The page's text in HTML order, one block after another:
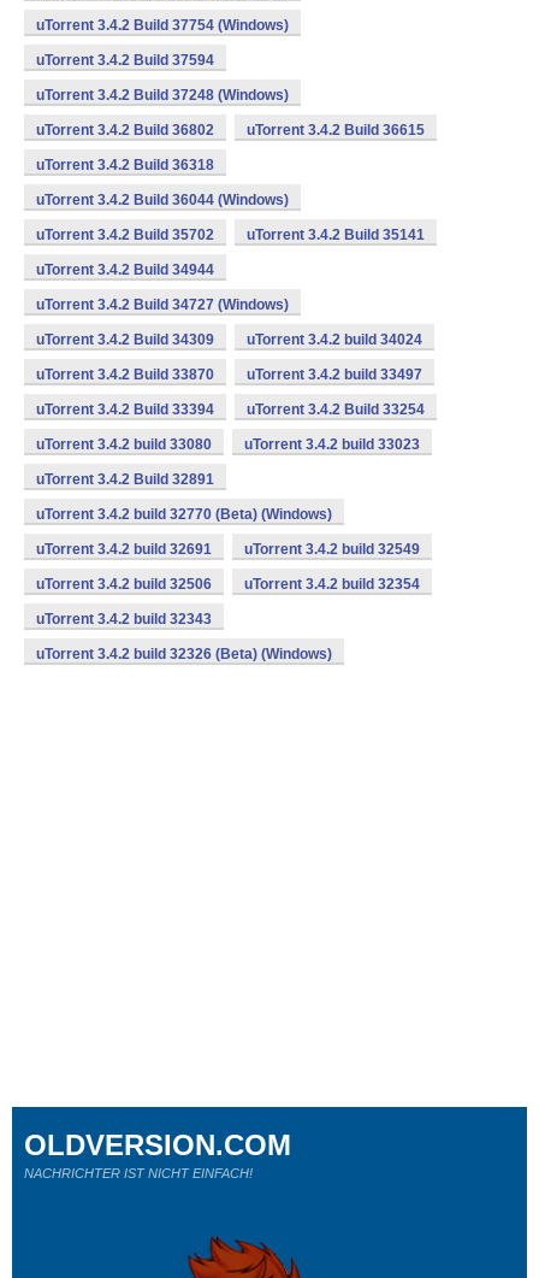
uTorrent 3.4.2 Build 37754 (Windows)
uTorrent 3.4.2 Build 37594
uTorrent 3.4.2 Build 37248 (Windows)
uTorrent 3.4.2 Build 36802 uTorrent 3.4.2 Build 36615
uTorrent 3.4.2 Build 36318
uTorrent 3.4.2 Build 36044 (Windows)
uTorrent 3.4.2 Build 35702 uTorrent 3.4.2 Build 35141
uTorrent 3.4.2 Build 34944
uTorrent 3.4.2 Build 34727 (Windows)
uTorrent 3.4.2 Build 34309 uTorrent 3.4.2 build 34024
uTorrent 3.4.2 Build 33870 uTorrent 3.4.2 build 33497
uTorrent 3.4.2 Build 33394 uTorrent 3.4.2 Build 33254
uTorrent 3.4.2 build 33080 uTorrent 3.4.2 build 33023
uTorrent 3.4.2 Build 32891
uTorrent 3.4.2 build 32770 (Beta) (Windows)
uTorrent 3.4.2 build 32691 uTorrent 3.4.2 build 32549
uTorrent 3.4.2 build 32506 uTorrent 3.4.2 build 32354
uTorrent 3.4.2 build 32343
uTorrent 3.4.2 build 32326 (Beta) (Windows)
OLDVERSION.COM
NACHRICHTER IST NICHT EINFACH!